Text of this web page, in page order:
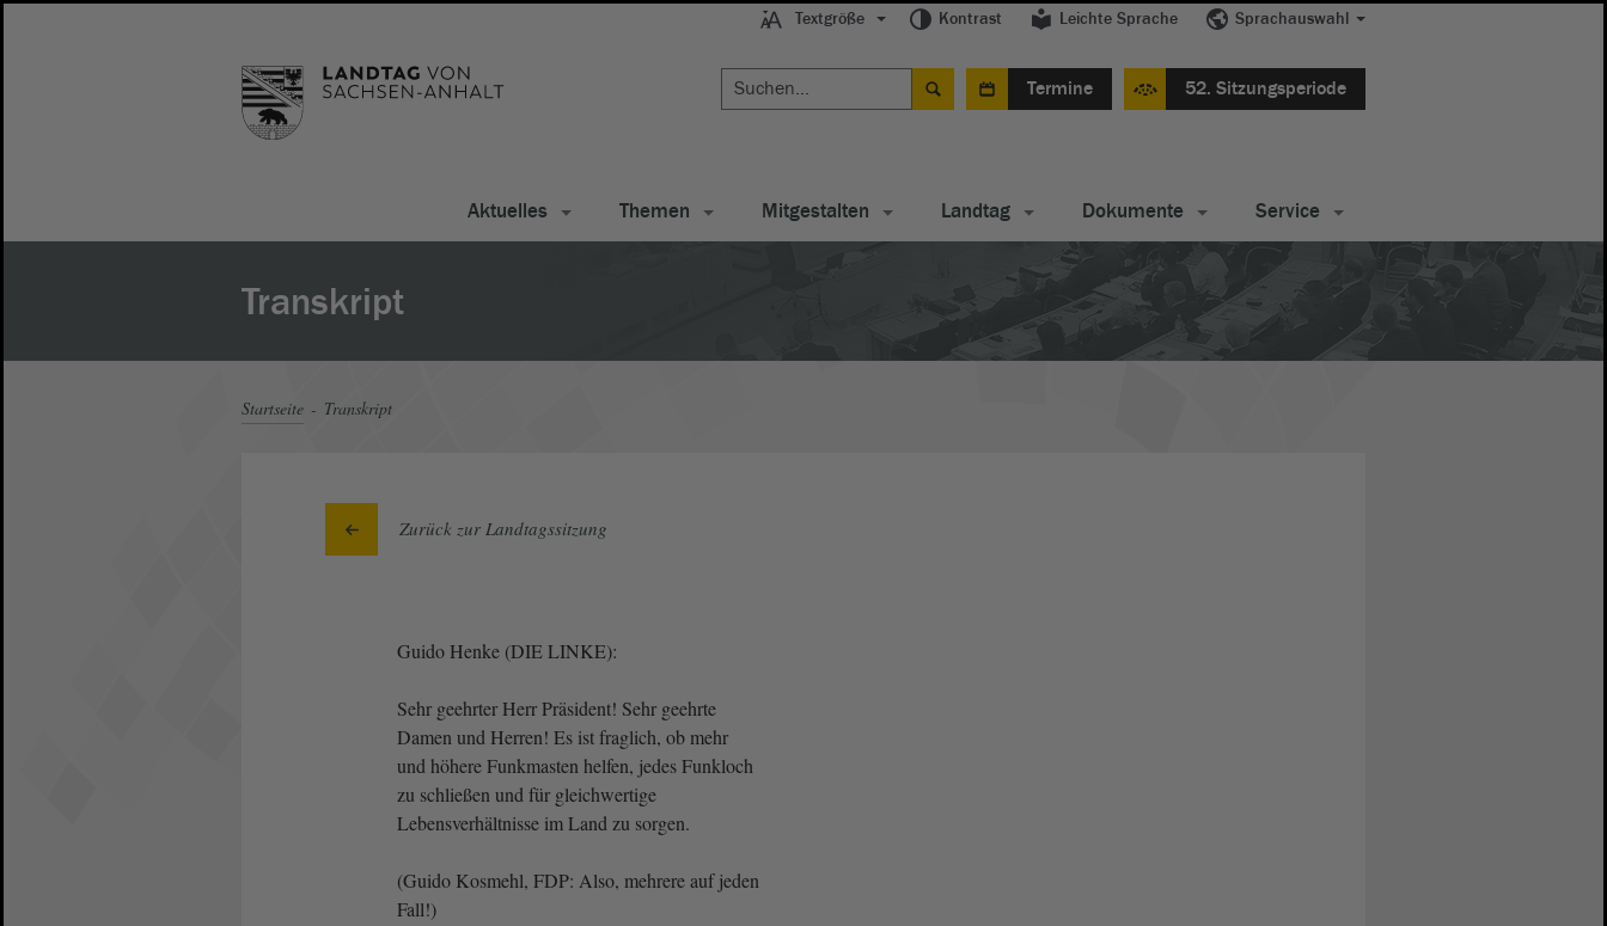
Textgröße Kontrast Leichte Sprache Sprachauswahl
Termine 52. Sitzungsperiode
Aktuelles Themen Mitgestalten Landtag Dokumente Service
Transkript
Startseite Transkript
Zurück zur Landtagssitzung
Guido Henke (DIE LINKE):
Sehr geehrter Herr Präsident! Sehr geehrte
Damen und Herren! Es ist fraglich, ob mehr
und höhere Funkmasten helfen, jedes Funkloch
zu schließen und für gleichwertige
Lebensverhältnisse im Land zu sorgen.
(Guido Kosmehl, FDP: Also, mehrere auf jeden
Fall!)